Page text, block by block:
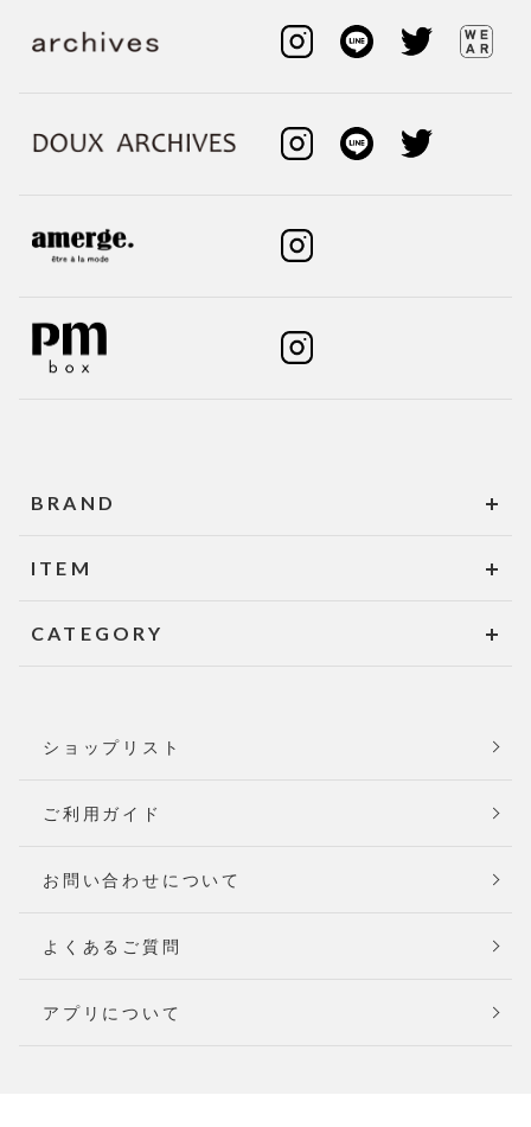
BRAND
ITEM
CATEGORY
ショップリスト
ご利用ガイド
お問い合わせについて
よくあるご質問
アプリについて